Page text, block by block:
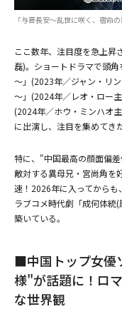
「与晋長安～乱世に咲く、宿命の
ここ数年、注目度を急上
磊)。ショートドラマで頭
～」(2023年／ジャン・リ
～」(2024年／レオ・ロー
(2024年／ホウ・ミンハオ
に出演し、注目を集めてきた
特に、"中国最高の顔面偏
敵対する異母兄・宮尚角を
速！2026年に入ってから
ラブコメ時代劇「成何体統
築いている。
■中国トップ女優
様"が話題に！ロ
な世界観
(C)BEIJING IQIYI SCIENCE &
(C)BEIJING IQIYI SCIENCE &